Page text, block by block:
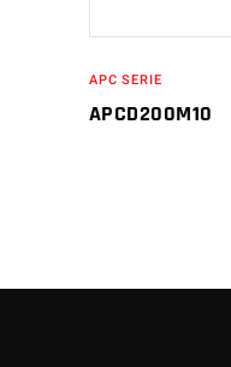
APC SERIE
APCD200M10